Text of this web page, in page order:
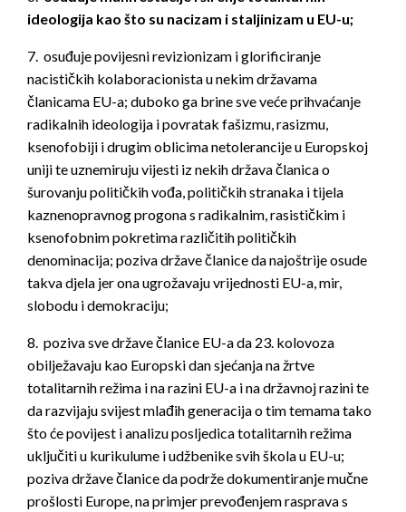
ideologija kao što su nacizam i staljinizam u EU-u;
7. osuđuje povijesni revizionizam i glorificiranje
nacističkih kolaboracionista u nekim državama
članicama EU-a; duboko ga brine sve veće prihvaćanje
radikalnih ideologija i povratak fašizmu, rasizmu,
ksenofobiji i drugim oblicima netolerancije u Europskoj
uniji te uznemiruju vijesti iz nekih država članica o
šurovanju političkih vođa, političkih stranaka i tijela
kaznenopravnog progona s radikalnim, rasističkim i
ksenofobnim pokretima različitih političkih
denominacija; poziva države članice da najoštrije osude
takva djela jer ona ugrožavaju vrijednosti EU-a, mir,
slobodu i demokraciju;
8. poziva sve države članice EU-a da 23. kolovoza
obilježavaju kao Europski dan sjećanja na žrtve
totalitarnih režima i na razini EU-a i na državnoj razini te
da razvijaju svijest mlađih generacija o tim temama tako
što će povijest i analizu posljedica totalitarnih režima
uključiti u kurikulume i udžbenike svih škola u EU-u;
poziva države članice da podrže dokumentiranje mučne
prošlosti Europe, na primjer prevođenjem rasprava s